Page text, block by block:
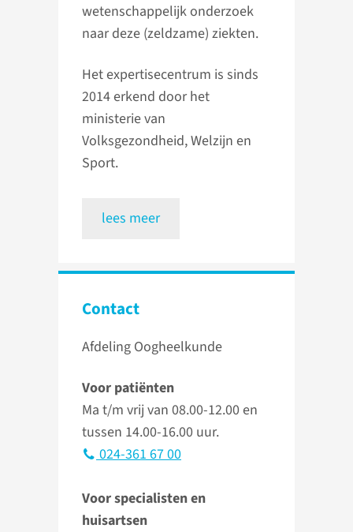
wetenschappelijk onderzoek
naar deze (zeldzame) ziekten.
Het expertisecentrum is sinds
2014 erkend door het
ministerie van
Volksgezondheid, Welzijn en
Sport.
lees meer
Contact
Afdeling Oogheelkunde
Voor patiënten
Ma t/m vrij van 08.00-12.00 en
tussen 14.00-16.00 uur.
024-361 67 00
Voor specialisten en
huisartsen